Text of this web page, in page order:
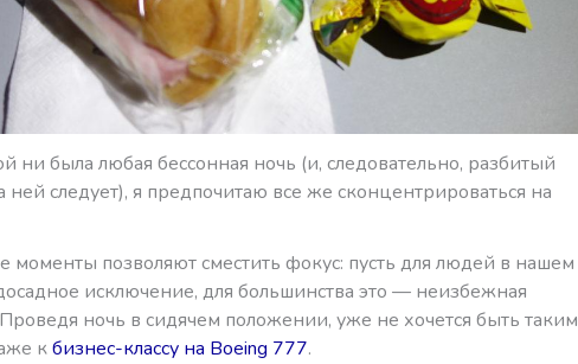
ни была любая бессонная ночь (и, следовательно, разбитый
ней следует), я предпочитаю все же сконцентрироваться на
моменты позволяют сместить фокус: пусть для людей в нашем
исключение, для большинства это — неизбежная
ночь в сидячем положении, уже не хочется быть таким
кбизнес-классу на Boeing 777.